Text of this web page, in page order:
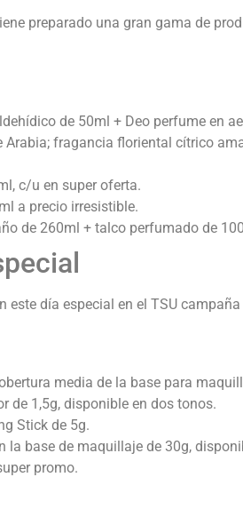
preparado una gran gama de
de 50ml + Deo perfume en
fragancia floriental cítrico
c/u en super oferta.
a precio irresistible.
de 260ml + talco perfumado de
este día especial en el TSU
media de la base para
de 1,5g, disponible en dos tonos.
Stick de 5g.
base de maquillaje de 30g,
promo.